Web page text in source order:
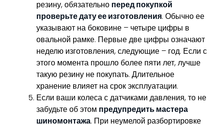
резину, обязательно перед покупкой
проверьте дату ее изготовления. Обычно ее
указывают на боковине – четыре цифры в
овальной рамке. Первые две цифры означают
неделю изготовления, следующие – год. Если с
этого момента прошло более пяти лет, лучше
такую резину не покупать. Длительное
хранение влияет на срок эксплуатации.
Если ваши колеса с датчиками давления, то не
забудьте об этом предупредить мастера
шиномонтажа. При неумелой разбортировке